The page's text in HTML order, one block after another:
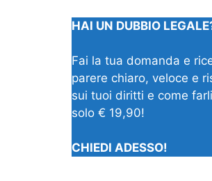
HAI UN DUBBIO
Fai la tua domanda e
parere chiaro, veloce e
sui tuoi diritti e come
solo € 19,90!
CHIEDI ADESSO!